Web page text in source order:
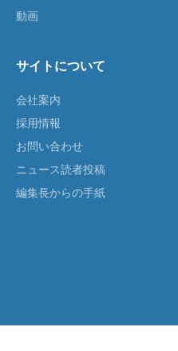
動画
サイトについて
会社案内
採用情報
お問い合わせ
ニュース読者投稿
編集長からの手紙